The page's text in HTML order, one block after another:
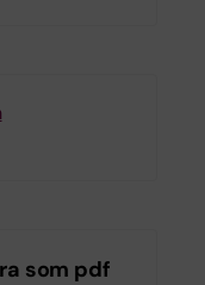
som pdf